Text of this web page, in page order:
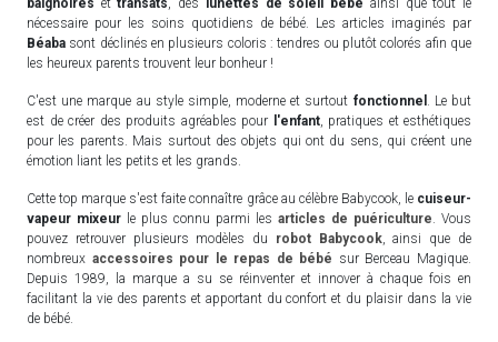
nécessaire pour les soins quotidiens de bébé. Les articles imaginés par
Béaba sont déclinés en plusieurs coloris : tendres ou plutôt colorés afin que
les heureux parents trouvent leur bonheur !
C'est une marque au style simple, moderne et surtout fonctionnel
. Le but
est de créer des produits agréables pour
l'enfant, pratiques et esthétiques
pour les parents. Mais surtout des objets qui ont du sens, qui créent une
émotion liant les petits et les grands.
Cette top marque s'est faite connaître grâce au célèbre Babycook, le cuiseur-
vapeur mixeur le plus connu parmi les articles de puériculture . Vous
pouvez retrouver plusieurs modèles du robot Babycook, ainsi que de
nombreux accessoires pour le repas de bébé sur Berceau Magique.
Depuis 1989, la marque a su se réinventer et innover à chaque fois en
facilitant la vie des parents et apportant du confort et du plaisir dans la vie
de bébé.